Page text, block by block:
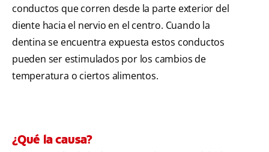
conductos que corren desde la parte exterior del
diente hacia el nervio en el centro. Cuando la
dentina se encuentra expuesta estos conductos
pueden ser estimulados por los cambios de
temperatura o ciertos alimentos.
¿Qué la causa?